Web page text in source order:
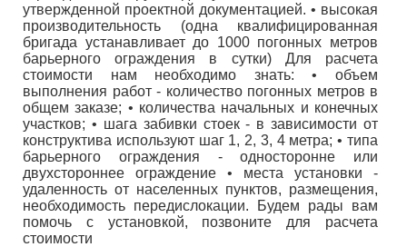
утвержденной проектной документацией. • высокая
производительность (одна квалифицированная
бригада устанавливает до 1000 погонных метров
барьерного ограждения в сутки) Для расчета
стоимости нам необходимо знать: • объем
выполнения работ - количество погонных метров в
общем заказе; • количества начальных и конечных
участков; • шага забивки стоек - в зависимости от
конструктива используют шаг 1, 2, 3, 4 метра; • типа
барьерного ограждения - односторонне или
двухстороннее ограждение • места установки -
удаленность от населенных пунктов, размещения,
необходимость передислокации. Будем рады вам
помочь с установкой, позвоните для расчета
стоимости